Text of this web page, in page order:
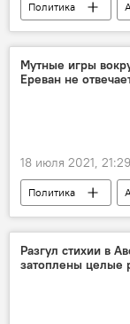
Политика
Горис
Специальная
Новости Армения
Мутные игры
Ереван не
18 июля 2021, 21:29
Политика
Баку
Разгул стихии в
затоплены целые